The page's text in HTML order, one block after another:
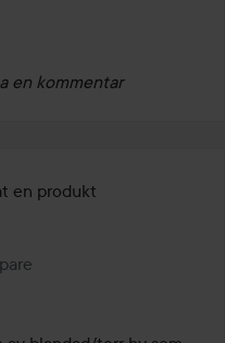
en kommentar
en produkt